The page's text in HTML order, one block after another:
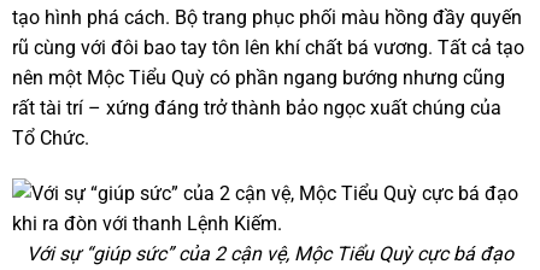
tạo hình phá cách. Bộ trang phục phối màu hồng đầy quyến
rũ cùng với đôi bao tay tôn lên khí chất bá vương. Tất cả tạo
nên một Mộc Tiểu Quỳ có phần ngang bướng nhưng cũng
rất tài trí – xứng đáng trở thành bảo ngọc xuất chúng của
Tổ Chức.
Với sự “giúp sức” của 2 cận vệ, Mộc Tiểu Quỳ cực bá đạo